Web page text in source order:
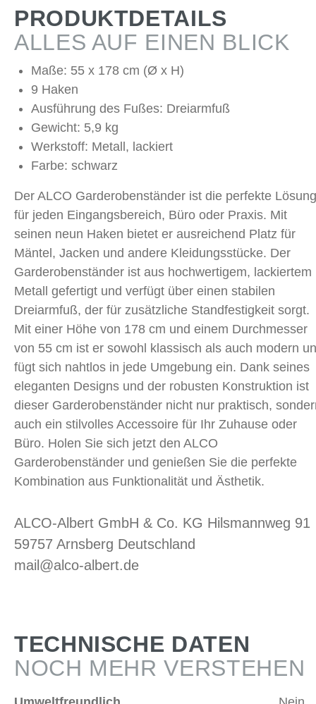
PRODUKTDETAILS
ALLES AUF EINEN BLICK
Maße: 55 x 178 cm (Ø x H)
9 Haken
Ausführung des Fußes: Dreiarmfuß
Gewicht: 5,9 kg
Werkstoff: Metall, lackiert
Farbe: schwarz
Der ALCO Garderobenständer ist die perfekte Lösung
für jeden Eingangsbereich, Büro oder Praxis. Mit
seinen neun Haken bietet er ausreichend Platz für
Mäntel, Jacken und andere Kleidungsstücke. Der
Garderobenständer ist aus hochwertigem, lackiertem
Metall gefertigt und verfügt über einen stabilen
Dreiarmfuß, der für zusätzliche Standfestigkeit sorgt.
Mit einer Höhe von 178 cm und einem Durchmesser
von 55 cm ist er sowohl klassisch als auch modern
fügt sich nahtlos in jede Umgebung ein. Dank seines
eleganten Designs und der robusten Konstruktion ist
dieser Garderobenständer nicht nur praktisch,
auch ein stilvolles Accessoire für Ihr Zuhause oder
Büro. Holen Sie sich jetzt den ALCO
Garderobenständer und genießen Sie die perfekte
Kombination aus Funktionalität und Ästhetik.
ALCO-Albert GmbH & Co. KG Hilsmannweg 91
59757 Arnsberg Deutschland
mail@alco-albert.de
TECHNISCHE DATEN
NOCH MEHR VERSTEHEN